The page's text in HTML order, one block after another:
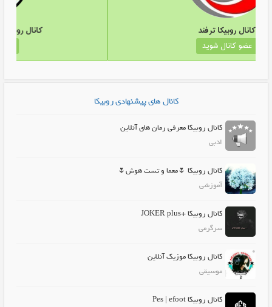
کانال روبیکا ترفند
عضو کانال شوید
کانال های پیشنهادی روبیکا
کانال روبیکا معرفی رمان های آنلاین
ادبی
کانال روبیکا 🌷معما و تست هوش🌷
آموزشی
کانال روبیکا +JOKER plus
سرگرمی
کانال روبیکا موزیک آنلاین
موسیقی
کانال روبیکا Pes | efoot